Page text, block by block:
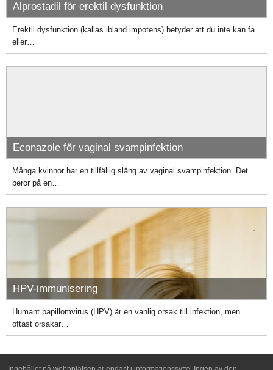
Alprostadil för erektil dysfunktion
Erektil dysfunktion (kallas ibland impotens) betyder att du inte kan få
eller…
Econazole för vaginal svampinfektion
Många kvinnor har en tillfällig släng av vaginal svampinfektion. Det
beror på en…
HPV-immunisering
Humant papillomvirus (HPV) är en vanlig orsak till infektion, men
oftast orsakar…